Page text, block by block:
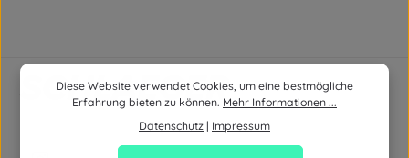
Diese Website verwendet Cookies, um eine bestmögliche
Erfahrung bieten zu können. Mehr Informationen ...
Datenschutz | Impressum